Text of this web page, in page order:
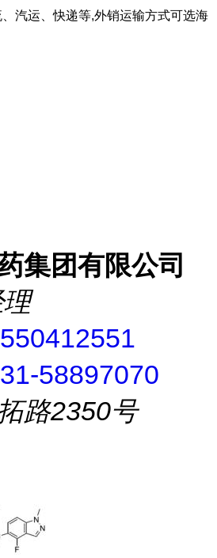
汽运、快递等,外销运输方式可选海
集团有限公司
58897070
路2350号